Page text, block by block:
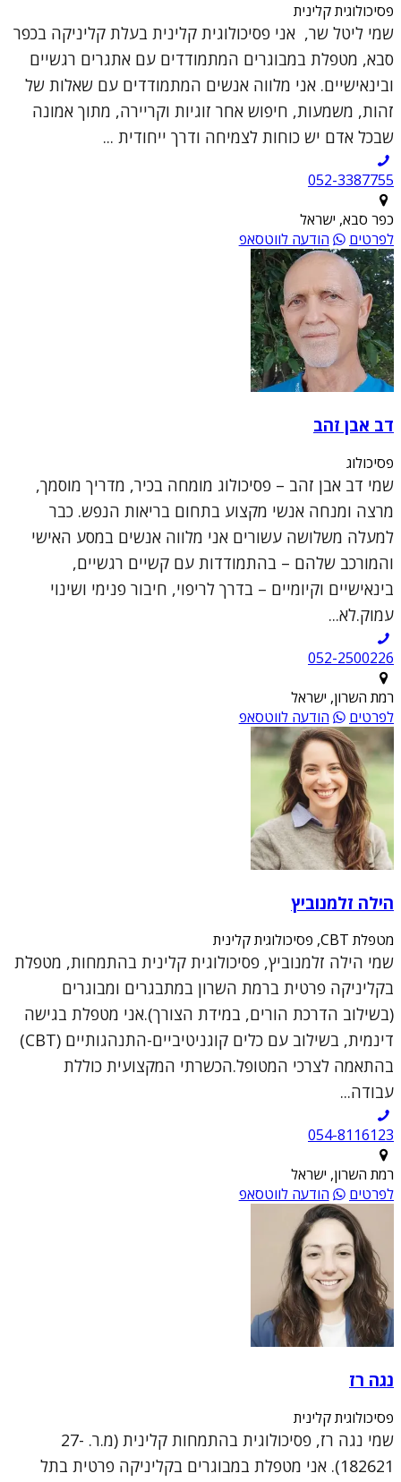
פסיכולוגית קלינית
שמי ליטל שר, אני פסיכולוגית קלינית בעלת קליניקה בכפר
סבא, מטפלת במבוגרים המתמודדים עם אתגרים רגשיים
ובינאישיים. אני מלווה אנשים המתמודדים עם שאלות של
זהות, משמעות, חיפוש אחר זוגיות וקריירה, מתוך אמונה
שבכל אדם יש כוחות לצמיחה ודרך ייחודית ...
052-3387755
כפר סבא, ישראל
לפרטים
הודעה לווטסאפ
דב אבן זהב
פסיכולוג
שמי דב אבן זהב – פסיכולוג מומחה בכיר, מדריך מוסמך,
מרצה ומנחה אנשי מקצוע בתחום בריאות הנפש. כבר
למעלה משלושה עשורים אני מלווה אנשים במסע האישי
והמורכב שלהם – בהתמודדות עם קשיים רגשיים,
בינאישיים וקיומיים – בדרך לריפוי, חיבור פנימי ושינוי
עמוק.לא...
052-2500226
רמת השרון, ישראל
לפרטים
הודעה לווטסאפ
הילה זלמנוביץ
מטפלת CBT, פסיכולוגית קלינית
שמי הילה זלמנוביץ, פסיכולוגית קלינית בהתמחות, מטפלת
בקליניקה פרטית ברמת השרון במתבגרים ומבוגרים
(בשילוב הדרכת הורים, במידת הצורך).אני מטפלת בגישה
דינמית, בשילוב עם כלים קוגניטיביים-התנהגותיים (CBT)
בהתאמה לצרכי המטופל.הכשרתי המקצועית כוללת
עבודה...
054-8116123
רמת השרון, ישראל
לפרטים
הודעה לווטסאפ
נגה רז
פסיכולוגית קלינית
שמי נגה רז, פסיכולוגית בהתמחות קלינית (מ.ר. 27-
182621). אני מטפלת במבוגרים בקליניקה פרטית בתל